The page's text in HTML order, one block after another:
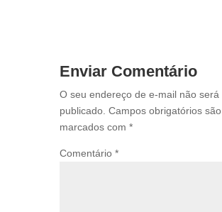
Enviar Comentário
O seu endereço de e-mail não será
publicado. Campos obrigatórios são
marcados com *
Comentário *